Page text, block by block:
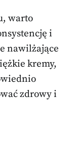
warto
i
nawilżające
kremy,
zdrowy i